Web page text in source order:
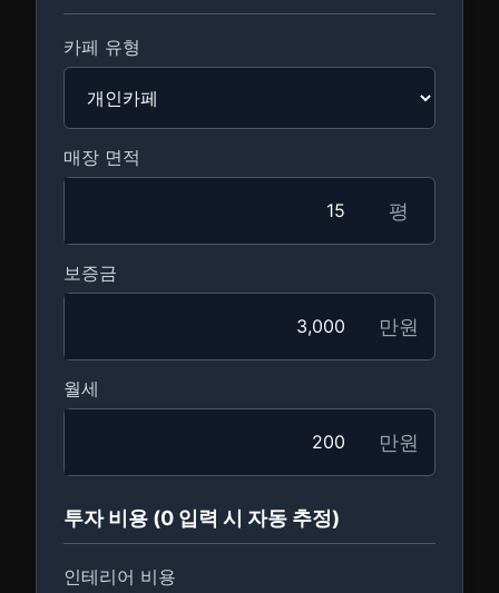
카페 유형
매장 면적
평
보증금
만원
월세
만원
투자 비용 (0 입력 시 자동 추정)
인테리어 비용